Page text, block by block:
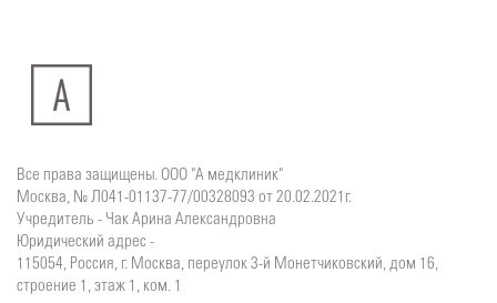
Все права защищены. ООО "А медклиник"
Москва, № Л041-01137-77/00328093 от 20.02.2021г.
Учредитель - Чак Арина Александровна
Юридический адрес -
115054, Россия, г. Москва, переулок 3-й Монетчиковский, дом 16,
строение 1, этаж 1, ком. 1